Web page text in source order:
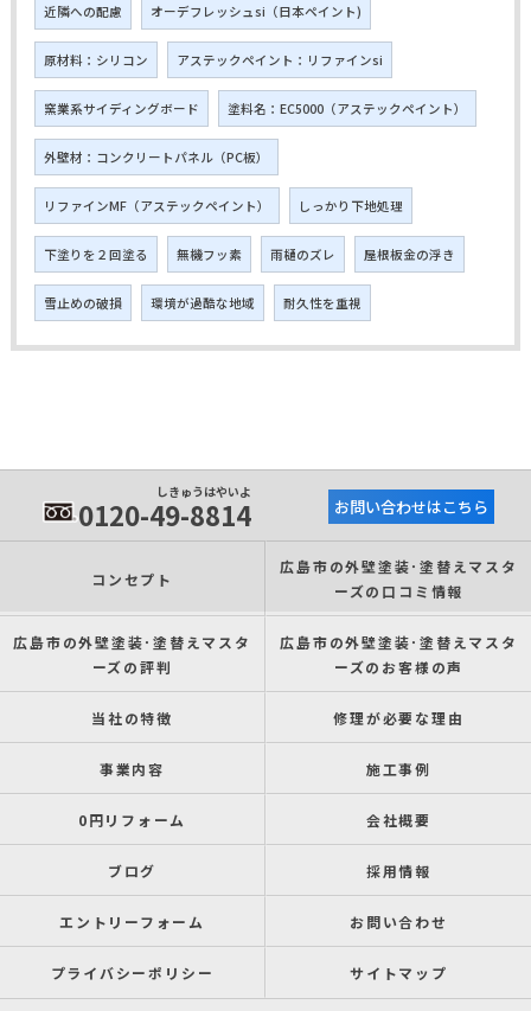
近隣への配慮 オーデフレッシュsi（日本ペイント)
原材料：シリコン アステックペイント：リファインsi
窯業系サイディングボード 塗料名：EC5000（アステックペイント）
外壁材：コンクリートパネル（PC板）
リファインMF（アステックペイント） しっかり下地処理
下塗りを２回塗る 無機フッ素 雨樋のズレ 屋根板金の浮き
雪止めの破損 環境が過酷な地域 耐久性を重視
しきゅうはやいよ
0120-49-8814 お問い合わせはこちら
コンセプト
広島市の外壁塗装･塗替えマスタ
ーズの口コミ情報
広島市の外壁塗装･塗替えマスタ
ーズの評判
広島市の外壁塗装･塗替えマスタ
ーズのお客様の声
当社の特徴 修理が必要な理由
事業内容 施工事例
0円リフォーム 会社概要
ブログ 採用情報
エントリーフォーム お問い合わせ
プライバシーポリシー サイトマップ